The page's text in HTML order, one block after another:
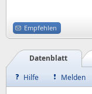
Empfehlen
Datenblatt
Hilfe
Melden